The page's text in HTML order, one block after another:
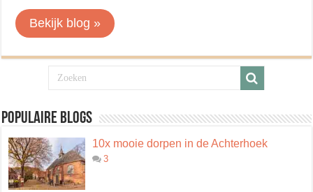
Bekijk blog »
Populaire blogs
10x mooie dorpen in de Achterhoek
3